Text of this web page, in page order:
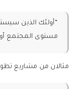
“أولئك الذين
مستوى المجتمع
مثالان من مشاريع